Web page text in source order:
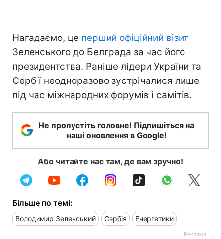
Нагадаємо, це перший офіційний візит
Зеленського до Белграда за час його
президентства. Раніше лідери України та
Сербії неодноразово зустрічалися лише
під час міжнародних форумів і самітів.
Не пропустіть головне! Підпишіться на
наші оновлення в Google!
Або читайте нас там, де вам зручно!
Більше по темі:
Володимир Зеленський Сербія Енергетики